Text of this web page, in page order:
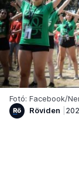
Fotó: Facebook/
Röviden